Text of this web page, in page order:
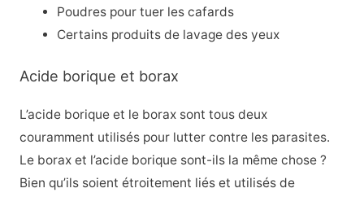
Poudres pour tuer les cafards
Certains produits de lavage des yeux
Acide borique et borax
L’acide borique et le borax sont tous deux
couramment utilisés pour lutter contre les parasites.
Le borax et l’acide borique sont-ils la même chose ?
Bien qu’ils soient étroitement liés et utilisés de